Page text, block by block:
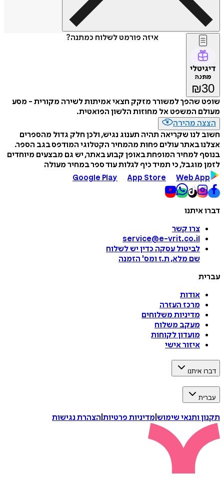
איזה פורמט לשלוח כמתנה?
דיגיטלי
מתנה
₪30
שופט שהפך למשורר מזקק חצאי אמיתות לשירה מקורית - מסע
מעולם המשפט אל מחוזות הלשון הפואטית.
הצצה מהירה
חשוב לנו שקריאה תהיה תענוג נגיש, ולכן חלק גדול מהספרים
אצלנו באתר עולים פחות מהמחיר הקטלוגי המודפס בגב הספר.
בנוסף למחיר המופחת באופן קבוע באתר, יש גם מבצעים מיוחדים
לזמן מוגבל, כי תמיד כיף לגלות עוד ספר במחיר מעולה
Google Play
App Store Web App
דברו איתנו
צרו קשר
service@e-vrit.co.il
לביטול עסקה כדין יש לשלוח
שם מלא, ת.ז ומס' הזמנה
עברית
אודות
מרכז העזרה
מדיניות משלוחים
מעקב משלוח
מועדון לקוחות
איזור אישי
דברו איתנו
עברית
תקנון ותנאי שימוש מדיניות פרטיות הצהרת נגישות